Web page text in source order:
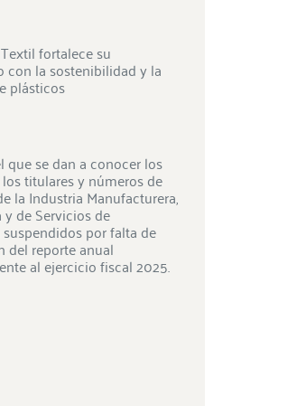
fortalece su
con la sostenibilidad y la
plásticos
que se dan a conocer los
titulares y números de
la Industria Manufacturera,
de Servicios de
por falta de
del reporte anual
al ejercicio fiscal 2025.